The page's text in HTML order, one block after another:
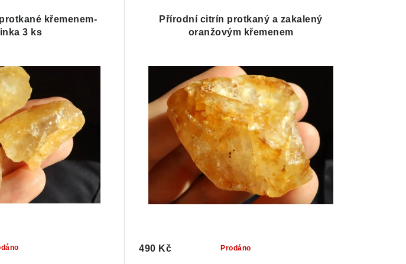
křemenem-
3 ks
Přírodní citrín protkaný a zakalený
oranžovým křemenem
Prodáno
490 Kč